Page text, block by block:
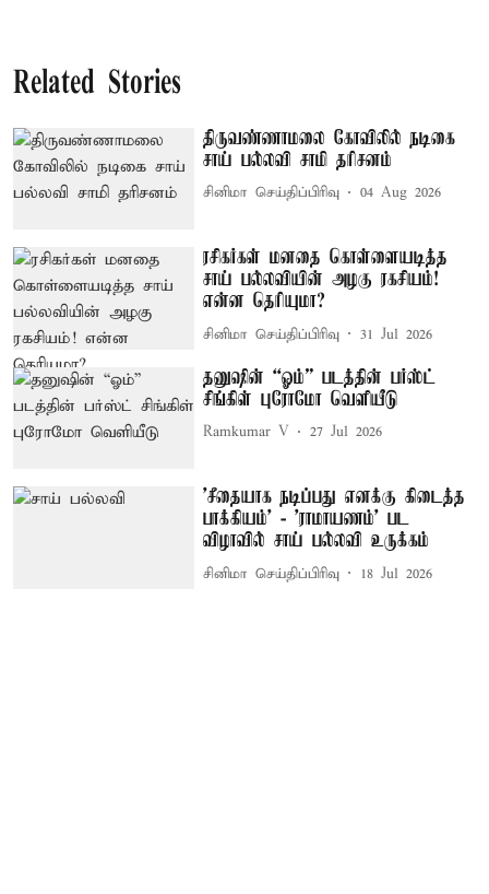
Related Stories
திருவண்ணாமலை கோவிலில் நடிகை
சாய் பல்லவி சாமி தரிசனம்
சினிமா செய்திப்பிரிவு 04 Aug 2026
ரசிகர்கள் மனதை கொள்ளையடித்த
சாய் பல்லவியின் அழகு ரகசியம்!
என்ன தெரியுமா?
சினிமா செய்திப்பிரிவு 31 Jul 2026
தனுஷின் “ஓம்” படத்தின் பர்ஸ்ட்
சிங்கிள் புரோமோ வெளியீடு
Ramkumar V 27 Jul 2026
'சீதையாக நடிப்பது எனக்கு கிடைத்த
பாக்கியம்’ - 'ராமாயணம்' பட
விழாவில் சாய் பல்லவி உருக்கம்
சினிமா செய்திப்பிரிவு 18 Jul 2026